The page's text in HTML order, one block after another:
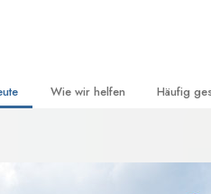
Wie wir helfen Häufig